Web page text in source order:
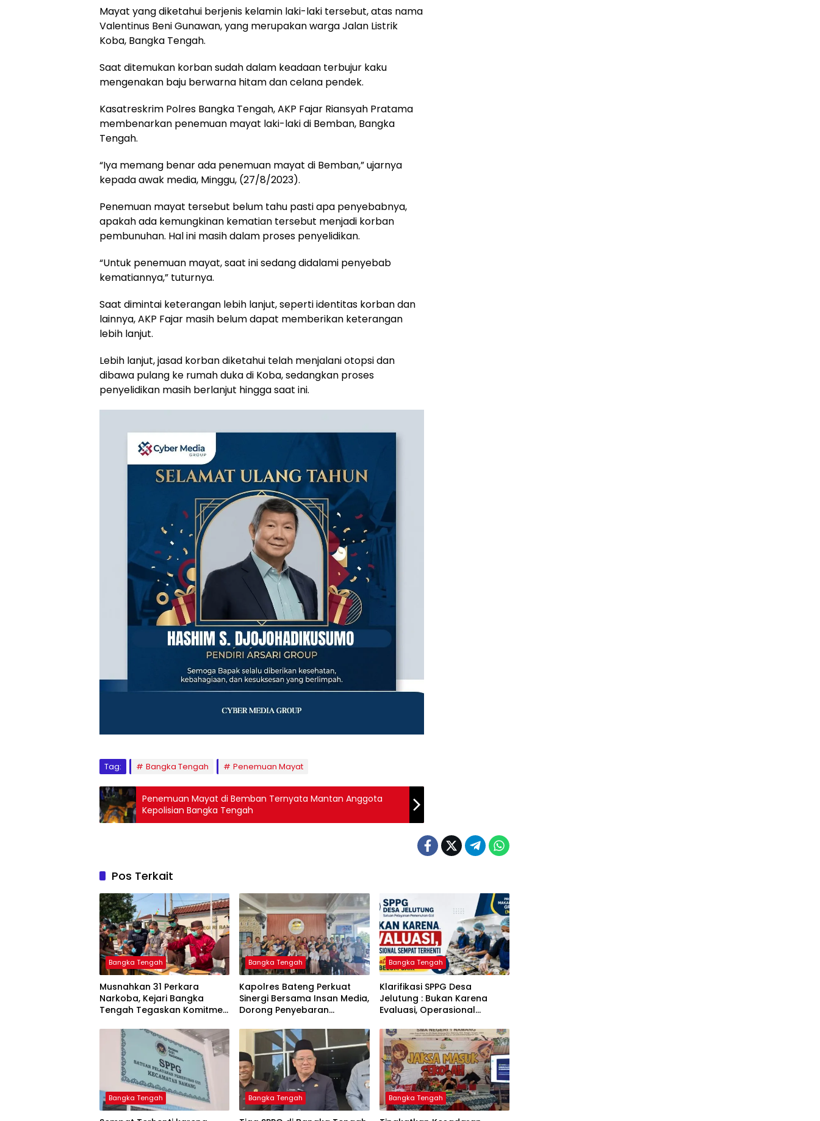
Mayat yang diketahui berjenis kelamin laki-laki tersebut, atas nama
Valentinus Beni Gunawan, yang merupakan warga Jalan Listrik
Koba, Bangka Tengah.
Saat ditemukan korban sudah dalam keadaan terbujur kaku
mengenakan baju berwarna hitam dan celana pendek.
Kasatreskrim Polres Bangka Tengah, AKP Fajar Riansyah Pratama
membenarkan penemuan mayat laki-laki di Bemban, Bangka
Tengah.
“Iya memang benar ada penemuan mayat di Bemban,” ujarnya
kepada awak media, Minggu, (27/8/2023).
Penemuan mayat tersebut belum tahu pasti apa penyebabnya,
apakah ada kemungkinan kematian tersebut menjadi korban
pembunuhan. Hal ini masih dalam proses penyelidikan.
“Untuk penemuan mayat, saat ini sedang didalami penyebab
kematiannya,” tuturnya.
Saat dimintai keterangan lebih lanjut, seperti identitas korban dan
lainnya, AKP Fajar masih belum dapat memberikan keterangan
lebih lanjut.
Lebih lanjut, jasad korban diketahui telah menjalani otopsi dan
dibawa pulang ke rumah duka di Koba, sedangkan proses
penyelidikan masih berlanjut hingga saat ini.
Tag: Bangka Tengah Penemuan Mayat
Penemuan Mayat di Bemban Ternyata Mantan Anggota
Kepolisian Bangka Tengah
Pos Terkait
Bangka Tengah
Musnahkan 31 Perkara
Narkoba, Kejari Bangka
Tengah Tegaskan Komitmen
Tuntas
Bangka Tengah
‎Kapolres Bateng Perkuat
Sinergi Bersama Insan Media,
Dorong Penyebaran
Layanan Polri 110
Bangka Tengah
‎Klarifikasi SPPG Desa
Jelutung : Bukan Karena
Evaluasi, Operasional
Dana Banper Belum Cair
Bangka Tengah Bangka Tengah Bangka Tengah